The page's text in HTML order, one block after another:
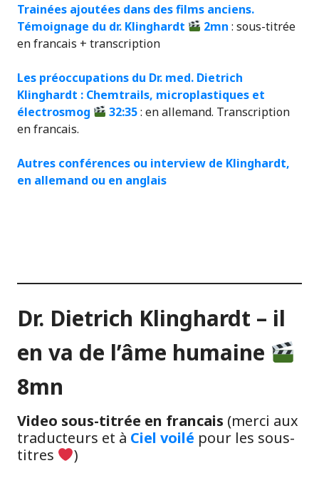
Trainées ajoutées dans des films anciens.
Témoignage du dr. Klinghardt
2mn : sous-titrée
en francais + transcription
Les préoccupations du Dr. med. Dietrich
Klinghardt : Chemtrails, microplastiques et
électrosmog
32:35: en allemand. Transcription
en francais.
Autres conférences ou interview de Klinghardt,
en allemand ou en anglais
Dr. Dietrich Klinghardt – il
en va de l’âme humaine
8mn
Video sous-titrée en francais (merci aux
traducteurs et à Ciel voilé pour les sous-
titres
)